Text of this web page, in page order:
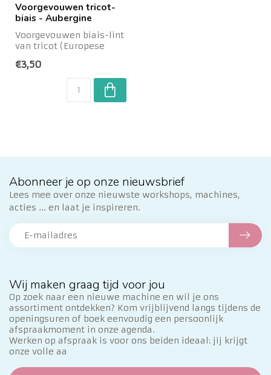
Voorgevouwen tricot-
biais - Aubergine
Voorgevouwen biais-lint
van tricot (Europese
mooi vo...
€3,50
Wij maken graag tijd voor jou
Op zoek naar een nieuwe machine en wil je ons
assortiment ontdekken? Kom vrijblijvend langs tijdens de
openingsuren of boek eenvoudig een persoonlijk
afspraakmoment in onze agenda.
Werken op afspraak is voor ons beiden ideaal: jij krijgt
onze volle aa
Abonneer je op onze nieuwsbrief
Lees mee over onze nieuwste workshops, machines,
acties ... en laat je inspireren.